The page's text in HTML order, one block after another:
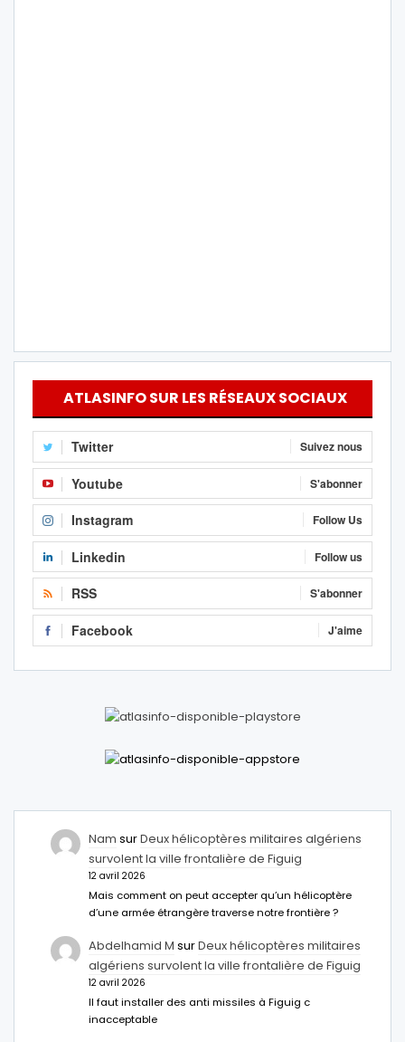
ATLASINFO SUR LES RÉSEAUX SOCIAUX
Twitter Suivez nous
Youtube S'abonner
Instagram Follow Us
Linkedin Follow us
RSS S'abonner
Facebook J'aime
Nam surDeux hélicoptères militaires algériens
survolent la ville frontalière de Figuig
12 avril 2026
Mais comment on peut accepter qu’un hélicoptère
d’une armée étrangère traverse notre frontière ?
Abdelhamid M surDeux hélicoptères militaires
algériens survolent la ville frontalière de Figuig
12 avril 2026
Il faut installer des anti missiles à Figuig c
inacceptable